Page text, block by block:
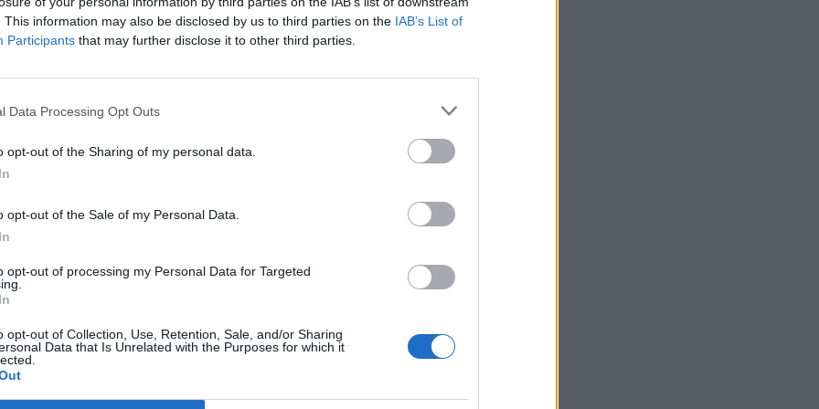
This information may also be disclosed by us to third parties on the IAB’s List of
Participants that may further disclose it to other third parties.
Data Processing Opt Outs
opt-out of the Sharing of my personal data.
opt-out of the Sale of my Personal Data.
opt-out of processing my Personal Data for Targeted
opt-out of Collection, Use, Retention, Sale, and/or Sharing
Data that Is Unrelated with the Purposes for which it
a GlaxoSmithKline 250 millió dollárt fektet be a kaliforniai biotechnológiai
(COVID-19) elleni potenciális kezelés kifejlesztésén. A fókusz kezdetben a
(VIR-7831, VIR-7832) felgyorsítása felé irányul...
portfolio.hu hírarchívumához tartozik, melynek olvasása előfizetéses
cikkarchívum
elmúlt 2 év napon belüli
Előfizetés